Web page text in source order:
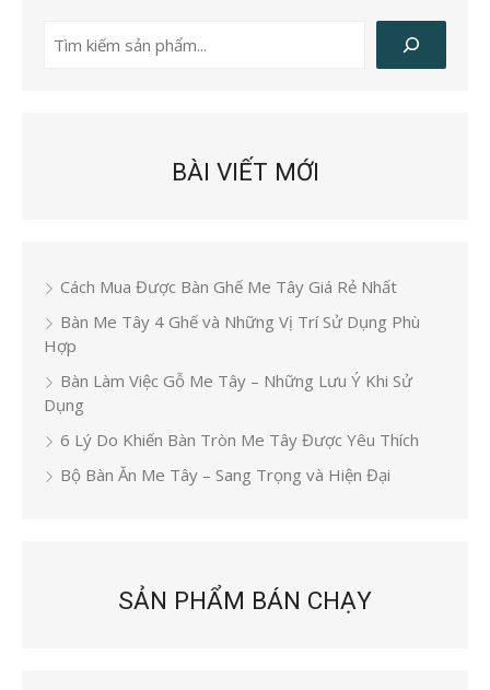
Tìm
BÀI VIẾT MỚI
Cách Mua Được Bàn Ghế Me Tây Giá Rẻ Nhất
Bàn Me Tây 4 Ghế và Những Vị Trí Sử Dụng Phù
Hợp
Bàn Làm Việc Gỗ Me Tây – Những Lưu Ý Khi Sử
Dụng
6 Lý Do Khiến Bàn Tròn Me Tây Được Yêu Thích
Bộ Bàn Ăn Me Tây – Sang Trọng và Hiện Đại
SẢN PHẨM BÁN CHẠY